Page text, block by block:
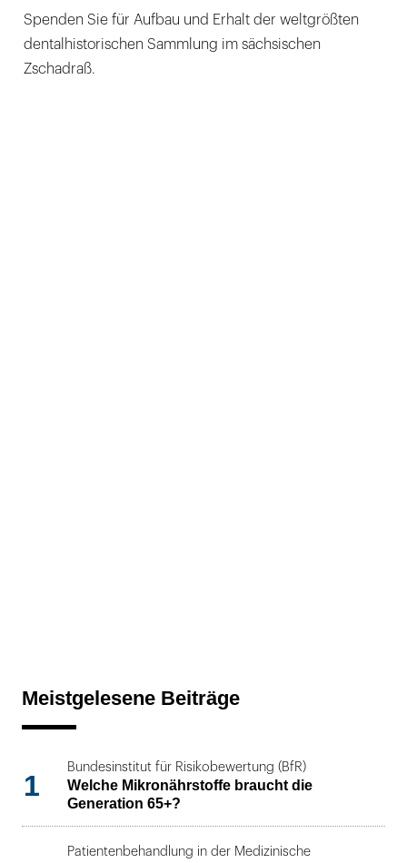
Spenden Sie für Aufbau und Erhalt der weltgrößten
dentalhistorischen Sammlung im sächsischen
Zschadraß.
Meistgelesene Beiträge
1
Bundesinstitut für Risikobewertung (BfR)
Welche Mikronährstoffe braucht die
Generation 65+?
Patientenbehandlung in der Medizinische